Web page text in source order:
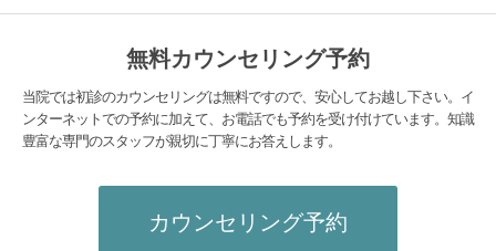
無料カウンセリング予約
当院では初診のカウンセリングは無料ですので、安心してお越し下さい。イ
ンターネットでの予約に加えて、お電話でも予約を受け付けています。知識
豊富な専門のスタッフが親切に丁寧にお答えします。
カウンセリング予約